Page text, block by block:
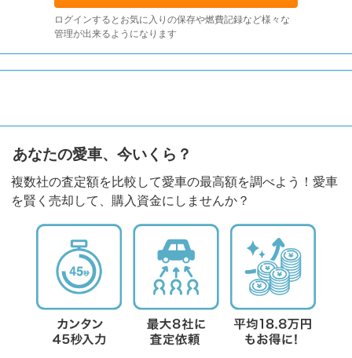
ログインするとお気に入りの保存や燃費記録など様々な
管理が出来るようになります
あなたの愛車、今いくら？
複数社の査定額を比較して愛車の最高額を調べよう！愛車
を賢く売却して、購入資金にしませんか？